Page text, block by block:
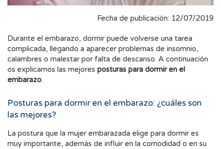
Fecha de publicación: 12/07/2019
Durante el embarazo, dormir puede volverse una tarea
complicada, llegando a aparecer problemas de insomnio,
calambres o malestar por falta de descanso. A continuación
os explicamos las mejores posturas para dormir en el
embarazo.
Posturas para dormir en el embarazo: ¿cuáles son
las mejores?
La postura que la mujer embarazada elige para dormir es
muy importante, además de influir en la comodidad o en su